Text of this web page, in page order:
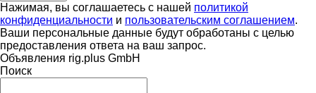
Нажимая, вы соглашаетесь с нашей политикой
конфиденциальности и пользовательским соглашением.
Ваши персональные данные будут обработаны с целью
предоставления ответа на ваш запрос.
Объявления rig.plus GmbH
Поиск